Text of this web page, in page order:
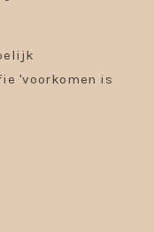
'voorkomen is